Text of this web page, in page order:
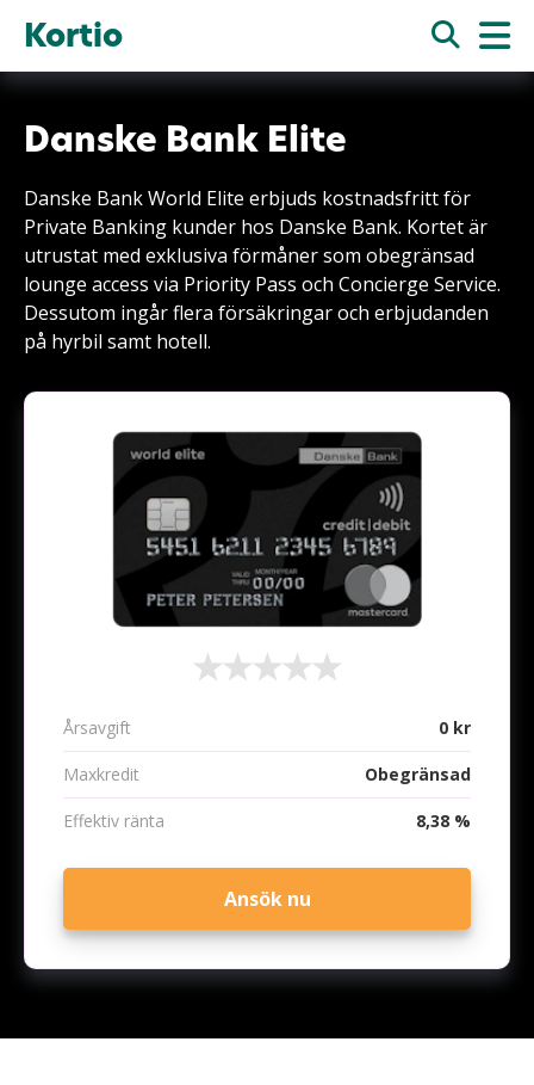
Kortio
Årsavgift 0 kr
Maxkredit Obegränsad
Effektiv ränta 8,38 %
Ansök nu
Danske Bank Elite
Danske Bank World Elite erbjuds kostnadsfritt för
Private Banking kunder hos Danske Bank. Kortet är
utrustat med exklusiva förmåner som obegränsad
lounge access via Priority Pass och Concierge Service.
Dessutom ingår flera försäkringar och erbjudanden
på hyrbil samt hotell.